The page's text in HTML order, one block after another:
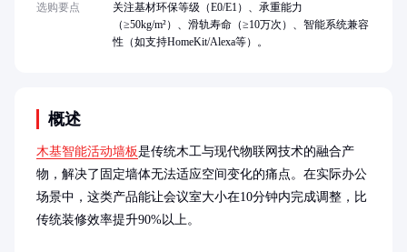
概述
木基智能活动墙板是传统木工与现代物联网技术的融合产
物，解决了固定墙体无法适应空间变化的痛点。在实际办公
场景中，这类产品能让会议室大小在10分钟内完成调整，比
传统装修效率提升90%以上。
选购要点
关注基材环保等级（E0/E1）、承重能力
（≥50kg/m²）、滑轨寿命（≥10万次）、智能系统兼容
性（如支持HomeKit/Alexa等）。